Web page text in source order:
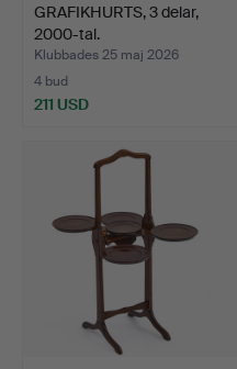
GRAFIKHURTS, 3 delar,
2000-tal.
Klubbades 25 maj 2026
4 bud
211 USD